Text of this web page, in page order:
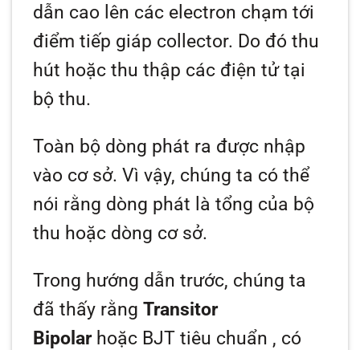
dẫn cao lên các electron chạm tới
điểm tiếp giáp collector. Do đó thu
hút hoặc thu thập các điện tử tại
bộ thu.
Toàn bộ dòng phát ra được nhập
vào cơ sở. Vì vậy, chúng ta có thể
nói rằng dòng phát là tổng của bộ
thu hoặc dòng cơ sở.
Trong hướng dẫn trước, chúng ta
đã thấy rằngTransitor
Bipolarhoặc BJT tiêu chuẩn , có